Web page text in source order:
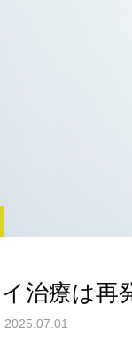
治療は再
2025.07.01